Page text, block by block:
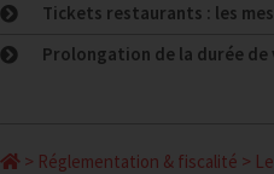
Tickets restaurants : les
Prolongation de la durée
> Réglementation & fiscalité >